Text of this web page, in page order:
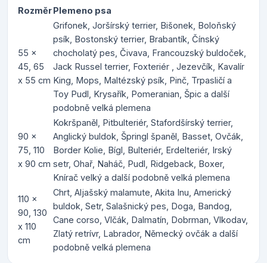
RozměrPlemeno psa
55 x
45, 65
x 55 cm
Grifonek, Joršírský terrier, Bišonek, Boloňský
psík, Bostonský terrier, Brabantík, Čínský
chocholatý pes, Čivava, Francouzský buldoček,
Jack Russel terrier, Foxteriér , Jezevčík, Kavalír
King, Mops, Maltézský psík, Pinč, Trpasličí a
Toy Pudl, Krysařík, Pomeranian, Špic a další
podobně velká plemena
90 x
75, 110
x 90 cm
Kokršpaněl, Pitbulteriér, Stafordšírský terrier,
Anglický buldok, Špringl španěl, Basset, Ovčák,
Border Kolie, Bígl, Bulteriér, Erdelteriér, Irský
setr, Ohař, Naháč, Pudl, Ridgeback, Boxer,
Knírač velký a další podobně velká plemena
110 x
90, 130
x 110
cm
Chrt, Aljašský malamute, Akita Inu, Americký
buldok, Setr, Salašnický pes, Doga, Bandog,
Cane corso, Vlčák, Dalmatín, Dobrman, Vlkodav,
Zlatý retrívr, Labrador, Německý ovčák a další
podobně velká plemena